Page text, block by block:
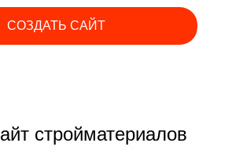
СОЗДАТЬ САЙТ
стройматериалов